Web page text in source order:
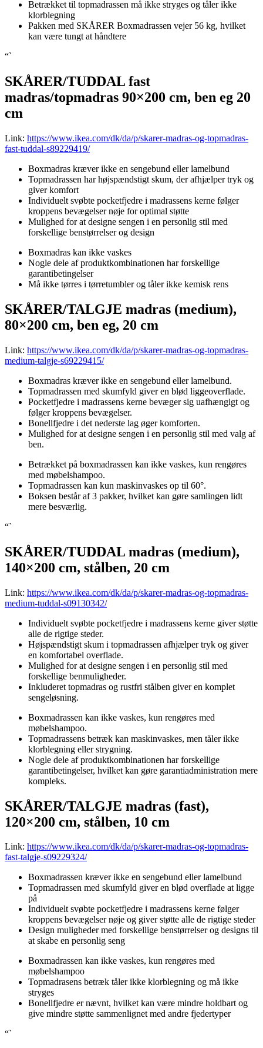
Betrækket til topmadrassen må ikke stryges og tåler ikke
klorblegning
Pakken med SKÅRER Boxmadrassen vejer 56 kg, hvilket
kan være tungt at håndtere
“`
SKÅRER/TUDDAL fast
madras/topmadras 90×200 cm, ben eg 20
cm
Link: https://www.ikea.com/dk/da/p/skarer-madras-og-topmadras-
fast-tuddal-s89229419/
Boxmadras kræver ikke en sengebund eller lamelbund
Topmadrassen har højspændstigt skum, der afhjælper tryk og
giver komfort
Individuelt svøbte pocketfjedre i madrassens kerne følger
kroppens bevægelser nøje for optimal støtte
Mulighed for at designe sengen i en personlig stil med
forskellige benstørrelser og design
Boxmadras kan ikke vaskes
Nogle dele af produktkombinationen har forskellige
garantibetingelser
Må ikke tørres i tørretumbler og tåler ikke kemisk rens
SKÅRER/TALGJE madras (medium),
80×200 cm, ben eg, 20 cm
Link: https://www.ikea.com/dk/da/p/skarer-madras-og-topmadras-
medium-talgje-s69229415/
Boxmadras kræver ikke en sengebund eller lamelbund.
Topmadrassen med skumfyld giver en blød liggeoverflade.
Pocketfjedre i madrassens kerne bevæger sig uafhængigt og
følger kroppens bevægelser.
Bonellfjedre i det nederste lag øger komforten.
Mulighed for at designe sengen i en personlig stil med valg af
ben.
Betrækket på boxmadrassen kan ikke vaskes, kun rengøres
med møbelshampoo.
Topmadrassen kan kun maskinvaskes op til 60°.
Boksen består af 3 pakker, hvilket kan gøre samlingen lidt
mere besværlig.
“`
SKÅRER/TUDDAL madras (medium),
140×200 cm, stålben, 20 cm
Link: https://www.ikea.com/dk/da/p/skarer-madras-og-topmadras-
medium-tuddal-s09130342/
Individuelt svøbte pocketfjedre i madrassens kerne giver støtte
alle de rigtige steder.
Højspændstigt skum i topmadrassen afhjælper tryk og giver
en komfortabel overflade.
Mulighed for at designe sengen i en personlig stil med
forskellige benmuligheder.
Inkluderet topmadras og rustfri stålben giver en komplet
sengeløsning.
Boxmadrassen kan ikke vaskes, kun rengøres med
møbelshampoo.
Topmadrassens betræk kan maskinvaskes, men tåler ikke
klorblegning eller strygning.
Nogle dele af produktkombinationen har forskellige
garantibetingelser, hvilket kan gøre garantiadministration mere
kompleks.
SKÅRER/TALGJE madras (fast),
120×200 cm, stålben, 10 cm
Link: https://www.ikea.com/dk/da/p/skarer-madras-og-topmadras-
fast-talgje-s09229324/
Boxmadrassen kræver ikke en sengebund eller lamelbund
Topmadrassen med skumfyld giver en blød overflade at ligge
på
Individuelt svøbte pocketfjedre i madrassens kerne følger
kroppens bevægelser nøje og giver støtte alle de rigtige steder
Design muligheder med forskellige benstørrelser og designs til
at skabe en personlig seng
Boxmadrassen kan ikke vaskes, kun rengøres med
møbelshampoo
Topmadrasens betræk tåler ikke klorblegning og må ikke
stryges
Bonellfjedre er nævnt, hvilket kan være mindre holdbart og
give mindre støtte sammenlignet med andre fjedertyper
“`